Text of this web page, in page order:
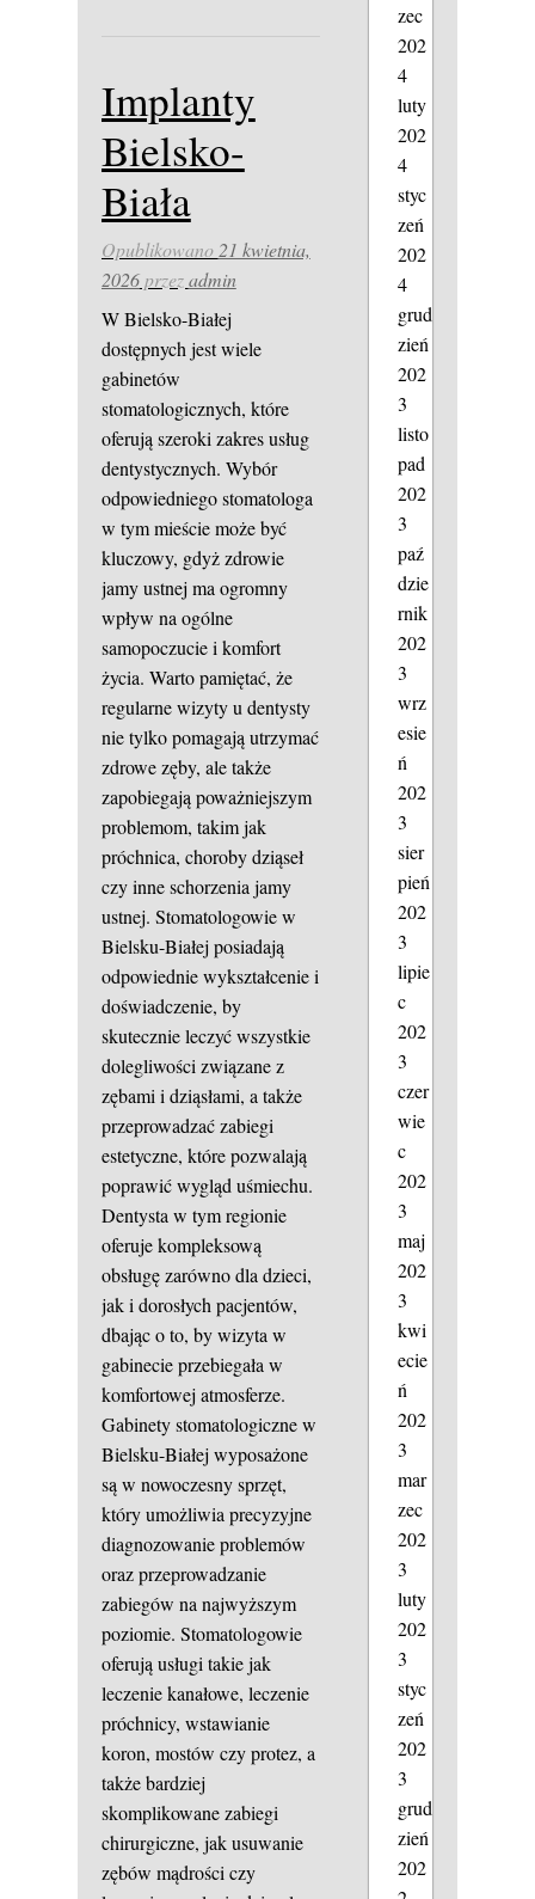
Implanty
Bielsko-
Biała
Opublikowano 21 kwietnia,
2026przezadmin
W Bielsko-Białej
dostępnych jest wiele
gabinetów
stomatologicznych, które
oferują szeroki zakres usług
dentystycznych. Wybór
odpowiedniego stomatologa
w tym mieście może być
kluczowy, gdyż zdrowie
jamy ustnej ma ogromny
wpływ na ogólne
samopoczucie i komfort
życia. Warto pamiętać, że
regularne wizyty u dentysty
nie tylko pomagają utrzymać
zdrowe zęby, ale także
zapobiegają poważniejszym
problemom, takim jak
próchnica, choroby dziąseł
czy inne schorzenia jamy
ustnej. Stomatologowie w
Bielsku-Białej posiadają
odpowiednie wykształcenie i
doświadczenie, by
skutecznie leczyć wszystkie
dolegliwości związane z
zębami i dziąsłami, a także
przeprowadzać zabiegi
estetyczne, które pozwalają
poprawić wygląd uśmiechu.
Dentysta w tym regionie
oferuje kompleksową
obsługę zarówno dla dzieci,
jak i dorosłych pacjentów,
dbając o to, by wizyta w
gabinecie przebiegała w
komfortowej atmosferze.
Gabinety stomatologiczne w
Bielsku-Białej wyposażone
są w nowoczesny sprzęt,
który umożliwia precyzyjne
diagnozowanie problemów
oraz przeprowadzanie
zabiegów na najwyższym
poziomie. Stomatologowie
oferują usługi takie jak
leczenie kanałowe, leczenie
próchnicy, wstawianie
koron, mostów czy protez, a
także bardziej
skomplikowane zabiegi
chirurgiczne, jak usuwanie
zębów mądrości czy
zec
202
4
luty
202
4
styc
zeń
202
4
grud
zień
202
3
listo
pad
202
3
paź
dzie
rnik
202
3
wrz
esie
ń
202
3
sier
pień
202
3
lipie
c
202
3
czer
wie
c
202
3
maj
202
3
kwi
ecie
ń
202
3
mar
zec
202
3
luty
202
3
styc
zeń
202
3
grud
zień
202